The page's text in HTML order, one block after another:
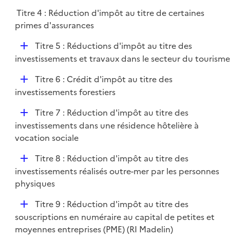
Titre 4 : Réduction d'impôt au titre de certaines
primes d'assurances
D
é
i
Titre 5 : Réductions d'impôt au titre des
investissements et travaux dans le secteur du tourisme
D
é
i
e
Titre 6 : Crédit d'impôt au titre des
investissements forestiers
D
é
p
e
r
Titre 7 : Réduction d'impôt au titre des
investissements dans une résidence hôtelière à
vocation sociale
D
é
p
e
r
Titre 8 : Réduction d'impôt au titre des
investissements réalisés outre-mer par les personnes
physiques
D
é
p
Titre 9 : Réduction d'impôt au titre des
souscriptions en numéraire au capital de petites et
moyennes entreprises (PME) (RI Madelin)